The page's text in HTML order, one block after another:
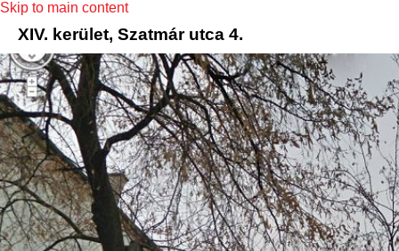
Skip to main content
XIV. kerület, Szatmár utca 4.